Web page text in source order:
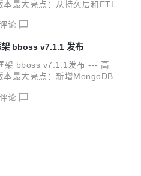
最大亮点：从持久层和ETL两
源协议 Apache License 发布
Restclient ， 一个高性能
java 客户端框架 数
语言实现数据采集作业的
评论
架 bboss v7.1.1 发布
架 bboss v7.1.1发布 --- 高
本最大亮点：新增MongoDB C
置采集MongoDB 增、删、改
评论